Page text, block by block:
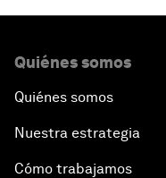
Quiénes somos
Quiénes somos
Nuestra estrategia
Cómo trabajamos